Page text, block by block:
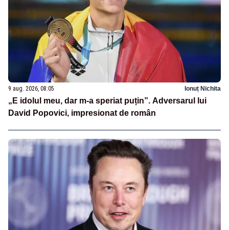
9 aug. 2026, 08:05 Ionuț Nichita
„E idolul meu, dar m-a speriat puțin”. Adversarul lui
David Popovici, impresionat de român